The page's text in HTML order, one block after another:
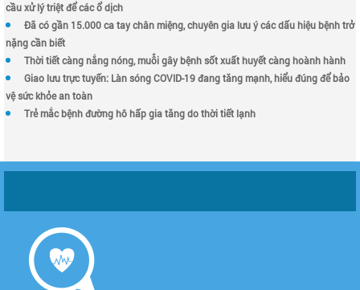
cầu xử lý triệt để các ổ dịch
Đã có gần 15.000 ca tay chân miệng, chuyên gia lưu ý các dấu hiệu bệnh trở
nặng cần biết
Thời tiết càng nắng nóng, muỗi gây bệnh sốt xuất huyết càng hoành hành
Giao lưu trực tuyến: Làn sóng COVID-19 đang tăng mạnh, hiểu đúng để bảo
vệ sức khỏe an toàn
Trẻ mắc bệnh đường hô hấp gia tăng do thời tiết lạnh